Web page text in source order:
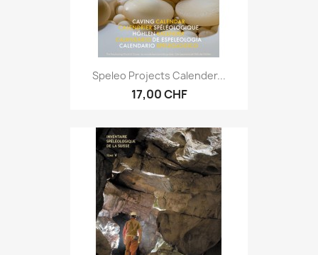
Speleo Projects Calender...
17,00 CHF